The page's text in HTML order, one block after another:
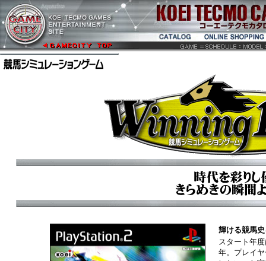
輝ける競馬
スタート年
年。プレイ